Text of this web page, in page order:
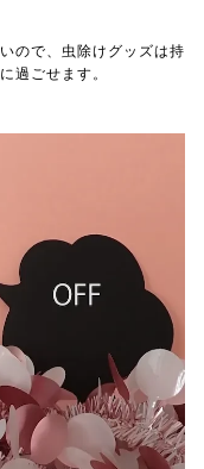
ので、虫除けグッズは持
過ごせます。